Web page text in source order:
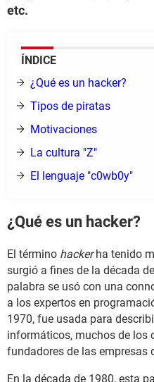
etc.
ÍNDICE
¿Qué es un hacker?
Tipos de piratas
Motivaciones
La cultura "Z"
El lenguaje "c0wb0y"
¿Qué es un hacker?
El término hackerha tenido
surgió a fines de la década
palabra se usó con una
a los expertos en
1970, fue usada para
informáticos, muchos de los
fundadores de las empresas
En la década de 1980, esta